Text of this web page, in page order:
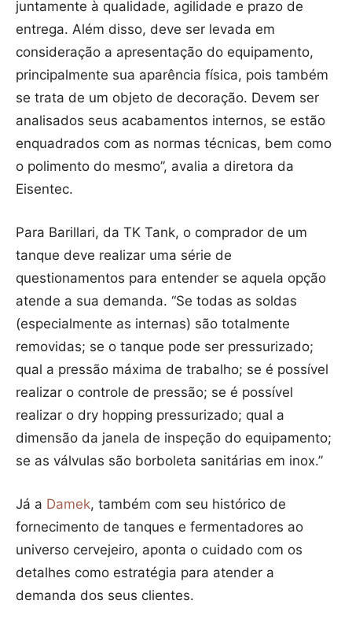
juntamente à qualidade, agilidade e prazo de
entrega. Além disso, deve ser levada em
consideração a apresentação do equipamento,
principalmente sua aparência física, pois também
se trata de um objeto de decoração. Devem ser
analisados seus acabamentos internos, se estão
enquadrados com as normas técnicas, bem como
o polimento do mesmo”, avalia a diretora da
Eisentec.
Para Barillari, da TK Tank, o comprador de um
tanque deve realizar uma série de
questionamentos para entender se aquela opção
atende a sua demanda. “Se todas as soldas
(especialmente as internas) são totalmente
removidas; se o tanque pode ser pressurizado;
qual a pressão máxima de trabalho; se é possível
realizar o controle de pressão; se é possível
realizar o dry hopping pressurizado; qual a
dimensão da janela de inspeção do equipamento;
se as válvulas são borboleta sanitárias em inox.”
Já a Damek, também com seu histórico de
fornecimento de tanques e fermentadores ao
universo cervejeiro, aponta o cuidado com os
detalhes como estratégia para atender a
demanda dos seus clientes.